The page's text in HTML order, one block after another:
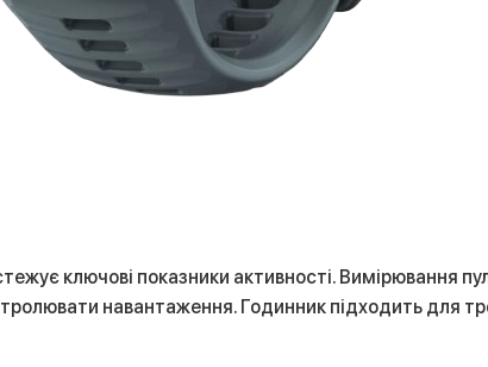
ключові показники активності. Вимірювання
навантаження. Годинник підходить для